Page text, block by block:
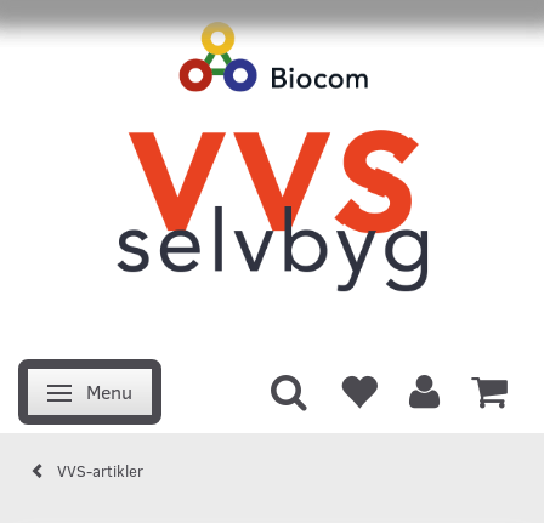
Skifte navigation
Menu
VVS-artikler